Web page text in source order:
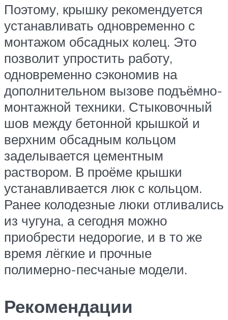
Поэтому, крышку рекомендуется
устанавливать одновременно с
монтажом обсадных колец. Это
позволит упростить работу,
одновременно сэкономив на
дополнительном вызове подъёмно-
монтажной техники. Стыковочный
шов между бетонной крышкой и
верхним обсадным кольцом
заделывается цементным
раствором. В проёме крышки
устанавливается люк с кольцом.
Ранее колодезные люки отливались
из чугуна, а сегодня можно
приобрести недорогие, и в то же
время лёгкие и прочные
полимерно-песчаные модели.
Рекомендации